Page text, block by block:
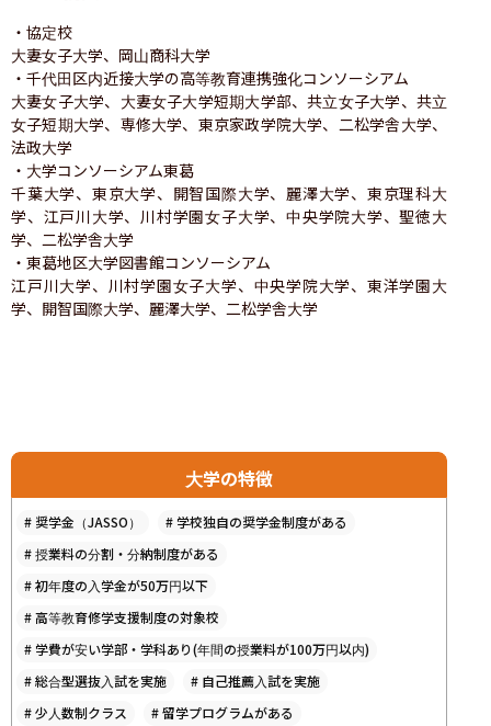
・協定校
大妻女子大学、岡山商科大学
・千代田区内近接大学の高等教育連携強化コンソーシアム
大妻女子大学、大妻女子大学短期大学部、共立女子大学、共立
女子短期大学、専修大学、東京家政学院大学、二松学舎大学、
法政大学
・大学コンソーシアム東葛
千葉大学、東京大学、開智国際大学、麗澤大学、東京理科大
学、江戸川大学、川村学園女子大学、中央学院大学、聖徳大
学、二松学舎大学
・東葛地区大学図書館コンソーシアム
江戸川大学、川村学園女子大学、中央学院大学、東洋学園大
学、開智国際大学、麗澤大学、二松学舎大学
大学の特徴
# 奨学金（JASSO） # 学校独自の奨学金制度がある
#授業料の分割・分納制度がある
#初年度の入学金が50万円以下
#高等教育修学支援制度の対象校
# 学費が安い学部・学科あり(年間の授業料が100万円以内)
#総合型選抜入試を実施 # 自己推薦入試を実施
#少人数制クラス #留学プログラムがある